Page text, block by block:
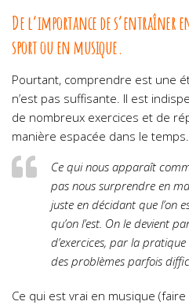
De l’importance de s’entraîner
sport ou en musique.
Pourtant, comprendre est une
n’est pas suffisante. Il est
de nombreux exercices et de
manière espacée dans le temps.
Ce qui nous apparaît
pas nous surprendre en
juste en décidant que l’on
qu’on l’est. On le devient
d’exercices, par la
des problèmes parfois
Ce qui est vrai en musique